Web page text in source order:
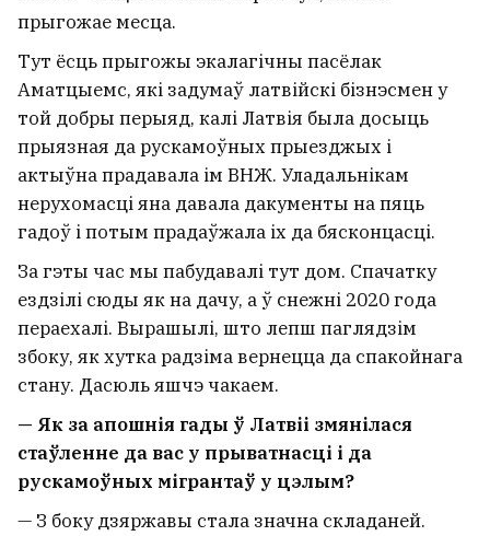
прыгожае месца.
Тут ёсць прыгожы экалагічны пасёлак
Аматцыемс, які задумаў латвійскі бізнэсмен у
той добры перыяд, калі Латвія была досыць
прыязная да рускамоўных прыезджых і
актыўна прадавала ім ВНЖ. Уладальнікам
нерухомасці яна давала дакументы на пяць
гадоў і потым прадаўжала іх да бясконцасці.
За гэты час мы пабудавалі тут дом. Спачатку
ездзілі сюды як на дачу, а ў снежні 2020 года
пераехалі. Вырашылі, што лепш паглядзім
збоку, як хутка радзіма вернецца да спакойнага
стану. Дасюль яшчэ чакаем.
— Як за апошнія гады ў Латвіі змянілася
стаўленне да вас у прыватнасці і да
рускамоўных мігрантаў у цэлым?
— З боку дзяржавы стала значна складаней.